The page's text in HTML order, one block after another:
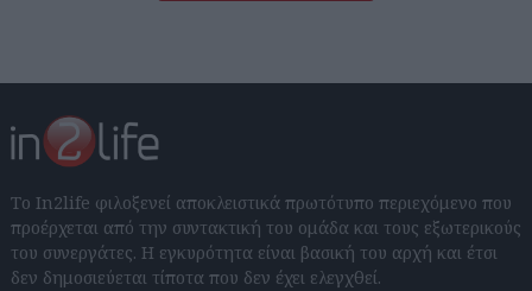
Το In2life φιλοξενεί αποκλειστικά πρωτότυπο περιεχόμενο που
προέρχεται από την συντακτική του ομάδα και τους εξωτερικούς
του συνεργάτες. Η εγκυρότητα είναι βασική του αρχή και έτσι
δεν δημοσιεύεται τίποτα που δεν έχει ελεγχθεί.